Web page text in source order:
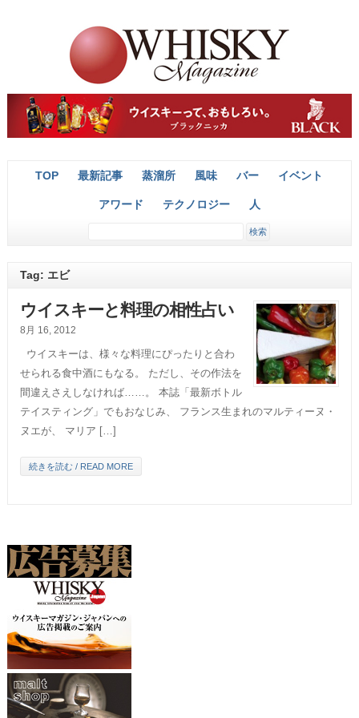
TOP 最新記事 蒸溜所 風味 バー イベント
アワード テクノロジー 人
Tag: エビ
ウイスキーと料理の相性占い
8月 16, 2012
ウイスキーは、様々な料理にぴったりと合わ
せられる食中酒にもなる。 ただし、その作法を
間違えさえしなければ……。 本誌「最新ボトル
テイスティング」でもおなじみ、 フランス生まれのマルティーヌ・
ヌエが、 マリア […]
続きを読む / READ MORE